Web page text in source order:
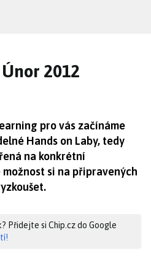
2012
pro vás začínáme
Hands on Laby, tedy
na konkrétní
si na připravených
Přidejte si Chip.cz do Google